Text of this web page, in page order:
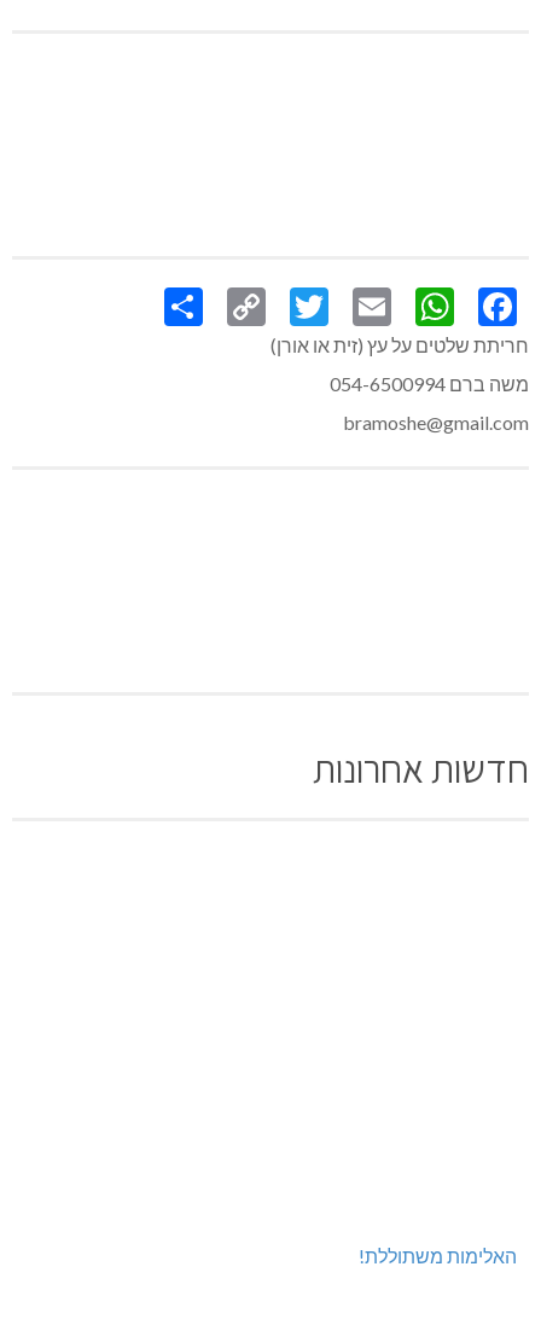
Facebook
WhatsApp
Email
Twitter
Copy
Link
חריתת שלטים על עץ (זית או אורן)
משה ברם 054-6500994
bramoshe@gmail.com
חדשות אחרונות
האלימות משתוללת!